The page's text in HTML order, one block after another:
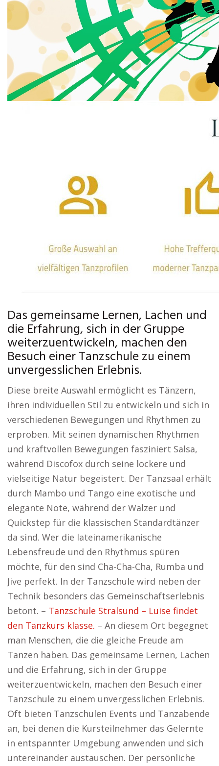
Das gemeinsame Lernen, Lachen und
die Erfahrung, sich in der Gruppe
weiterzuentwickeln, machen den
Besuch einer Tanzschule zu einem
unvergesslichen Erlebnis.
Diese breite Auswahl ermöglicht es Tänzern,
ihren individuellen Stil zu entwickeln und sich in
verschiedenen Bewegungen und Rhythmen zu
erproben. Mit seinen dynamischen Rhythmen
und kraftvollen Bewegungen fasziniert Salsa,
während Discofox durch seine lockere und
vielseitige Natur begeistert. Der Tanzsaal erhält
durch Mambo und Tango eine exotische und
elegante Note, während der Walzer und
Quickstep für die klassischen Standardtänzer
da sind. Wer die lateinamerikanische
Lebensfreude und den Rhythmus spüren
möchte, für den sind Cha-Cha-Cha, Rumba und
Jive perfekt. In der Tanzschule wird neben der
Technik besonders das Gemeinschaftserlebnis
betont. – Tanzschule Stralsund – Luise findet
den Tanzkurs klasse. – An diesem Ort begegnet
man Menschen, die die gleiche Freude am
Tanzen haben. Das gemeinsame Lernen, Lachen
und die Erfahrung, sich in der Gruppe
weiterzuentwickeln, machen den Besuch einer
Tanzschule zu einem unvergesslichen Erlebnis.
Oft bieten Tanzschulen Events und Tanzabende
an, bei denen die Kursteilnehmer das Gelernte
in entspannter Umgebung anwenden und sich
untereinander austauschen. Der persönliche